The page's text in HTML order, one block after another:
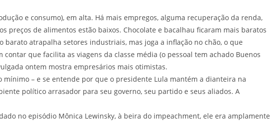
e consumo), em alta. Há mais empregos, alguma recuperação da renda,
preços de alimentos estão baixos. Chocolate e bacalhau ficaram mais baratos
barato atrapalha setores industriais, mas joga a inflação no chão, o que
que facilita as viagens da classe média (o pessoal tem achado Buenos
ontem mostra empresários mais otimistas.
mínimo – e se entende por que o presidente Lula mantém a dianteira na
político arrasador para seu governo, seu partido e seus aliados. A
no episódio Mônica Lewinsky, à beira do impeachment, ele era amplamente